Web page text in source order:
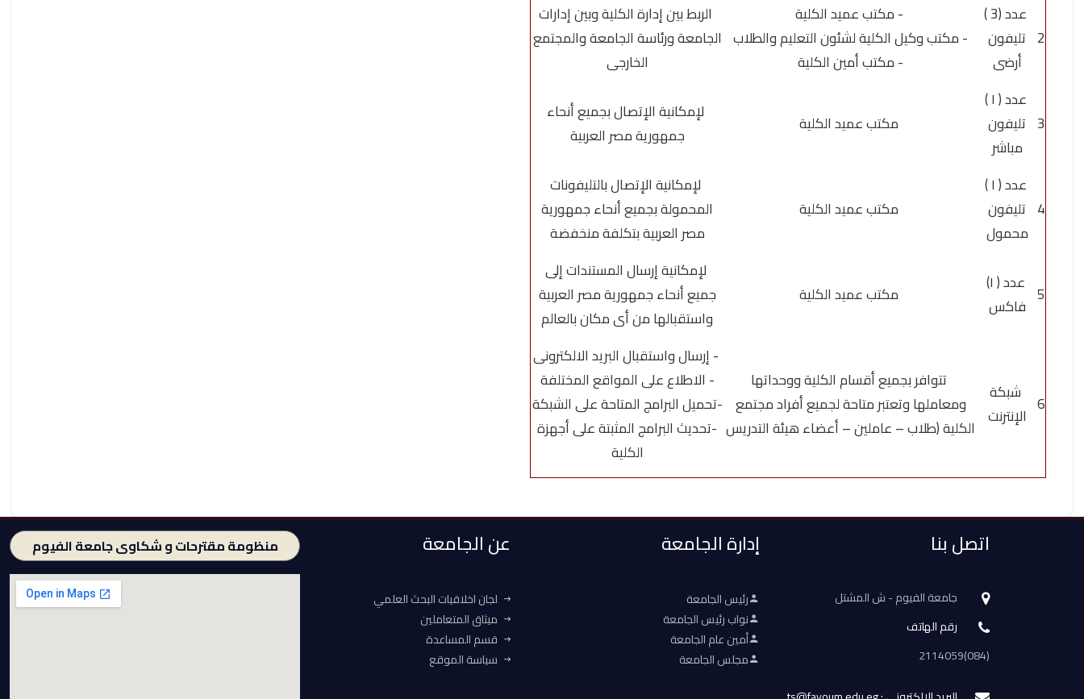
2
عدد (3 )
تليفون
أرضى
- مكتب عميد الكلية
- مكتب وكيل الكلية لشئون التعليم والطلاب
- مكتب أمين الكلية
الربط بين إدارة الكلية وبين إدارات
الجامعة ورئاسة الجامعة والمجتمع
الخارجى
3
عدد ( ١ )
تليفون
مباشر
مكتب عميد الكلية
لإمكانية الإتصال بجميع أنحاء
جمهورية مصر العربية
4
عدد ( ١ )
تليفون
محمول
مكتب عميد الكلية
لإمكانية الإتصال بالتليفونات
المحمولة بجميع أنحاء جمهورية
مصر العربية بتكلفة منخفضة
5
عدد ( ١)
فاكس
مكتب عميد الكلية
لإمكانية إرسال المستندات إلى
جميع أنحاء جمهورية مصر العربية
واستقبالها من أى مكان بالعالم
6
شبكة
الإنترنت
تتوافر بجميع أقسام الكلية ووحداتها
ومعاملها وتعتبر متاحة لجميع أفراد مجتمع
الكلية (طلاب – عاملين – أعضاء هيئة التدريس
- إرسال واستقبال البريد الالكترونى
- الاطلاع على المواقع المختلفة
-تحميل البرامج المتاحة على الشبكة
-تحديث البرامج المثبتة على أجهزة
الكلية
اتصل بنا
جامعة الفيوم - ش المشتل
رقم الهاتف
(084)2114059
إدارة الجامعة
رئيس الجامعة
نواب رئيس الجامعة
أمين عام الجامعة
مجلس الجامعة
عن الجامعة
لجان اخلاقيات البحث العلمي
ميثاق المتعاملين
قسم المساعدة
سياسة الموقع
منظومة مقترحات و شكاوى جامعة الفيوم